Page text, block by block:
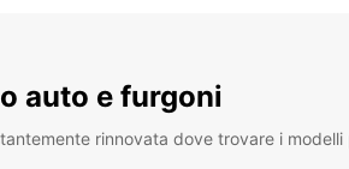
auto e furgoni
rinnovata dove trovare i modelli